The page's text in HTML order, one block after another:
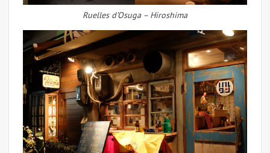
Ruelles d’Osuga – Hiroshima